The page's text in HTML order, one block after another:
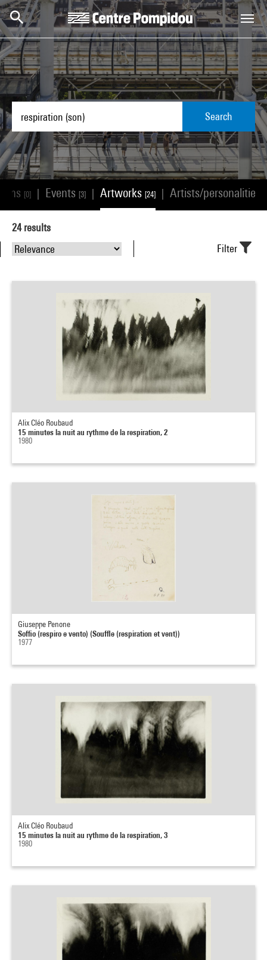
Skip to main content
Centre Pompidou
Search
[0] Events [3] Artworks [24] Artists/personalities
24results
Filter
Alix Cléo Roubaud
15 minutes la nuit au rythme de la respiration, 2
1980
Giuseppe Penone
Soffio (respiro e vento) (Souffle (respiration et vent))
1977
Alix Cléo Roubaud
15 minutes la nuit au rythme de la respiration, 3
1980